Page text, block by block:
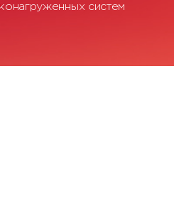
систем